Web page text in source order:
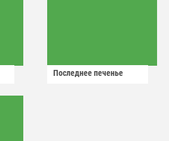
Последнее печенье